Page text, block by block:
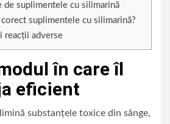
suplimentele cu silimarină
suplimentele cu silimarină?
reacții adverse
în care îl
eficient
substanțele toxice din sânge,